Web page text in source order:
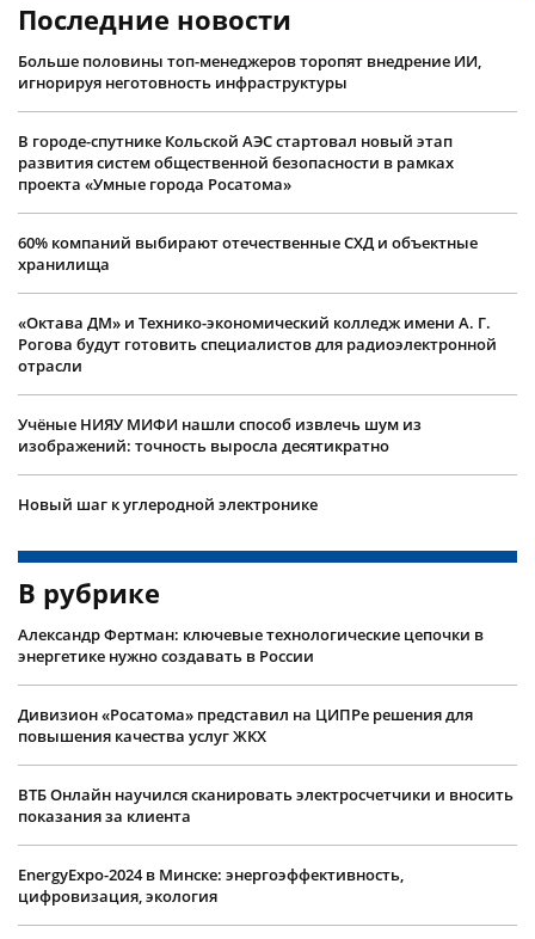
Последние новости
Больше половины топ-менеджеров торопят внедрение ИИ,
игнорируя неготовность инфраструктуры
В городе-спутнике Кольской АЭС стартовал новый этап
развития систем общественной безопасности в рамках
проекта «Умные города Росатома»
60% компаний выбирают отечественные СХД и объектные
хранилища
«Октава ДМ» и Технико-экономический колледж имени А. Г.
Рогова будут готовить специалистов для радиоэлектронной
отрасли
Учëные НИЯУ МИФИ нашли способ извлечь шум из
изображений: точность выросла десятикратно
Новый шаг к углеродной электронике
В рубрике
Александр Фертман: ключевые технологические цепочки в
энергетике нужно создавать в России
Дивизион «Росатома» представил на ЦИПРе решения для
повышения качества услуг ЖКХ
ВТБ Онлайн научился сканировать электросчетчики и вносить
показания за клиента
EnergyExpo-2024 в Минске: энергоэффективность,
цифровизация, экология